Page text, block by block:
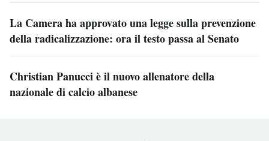
La Camera ha approvato una legge sulla prevenzione
della radicalizzazione: ora il testo passa al Senato
Christian Panucci è il nuovo allenatore della
nazionale di calcio albanese